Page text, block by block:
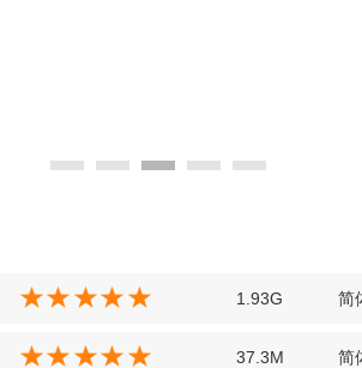
1.93G 简
37.3M 简